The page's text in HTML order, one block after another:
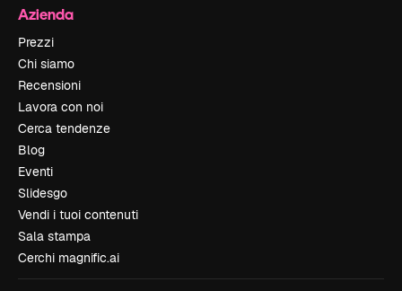
Azienda
Prezzi
Chi siamo
Recensioni
Lavora con noi
Cerca tendenze
Blog
Eventi
Slidesgo
Vendi i tuoi contenuti
Sala stampa
Cerchi magnific.ai